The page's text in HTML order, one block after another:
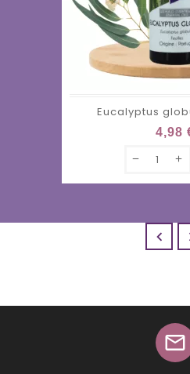
Eucalyptus
4,98

mail